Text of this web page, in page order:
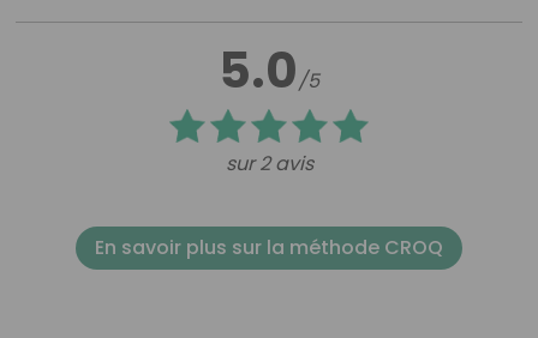
5.0/5
sur 2 avis
En savoir plus sur la méthode CROQ